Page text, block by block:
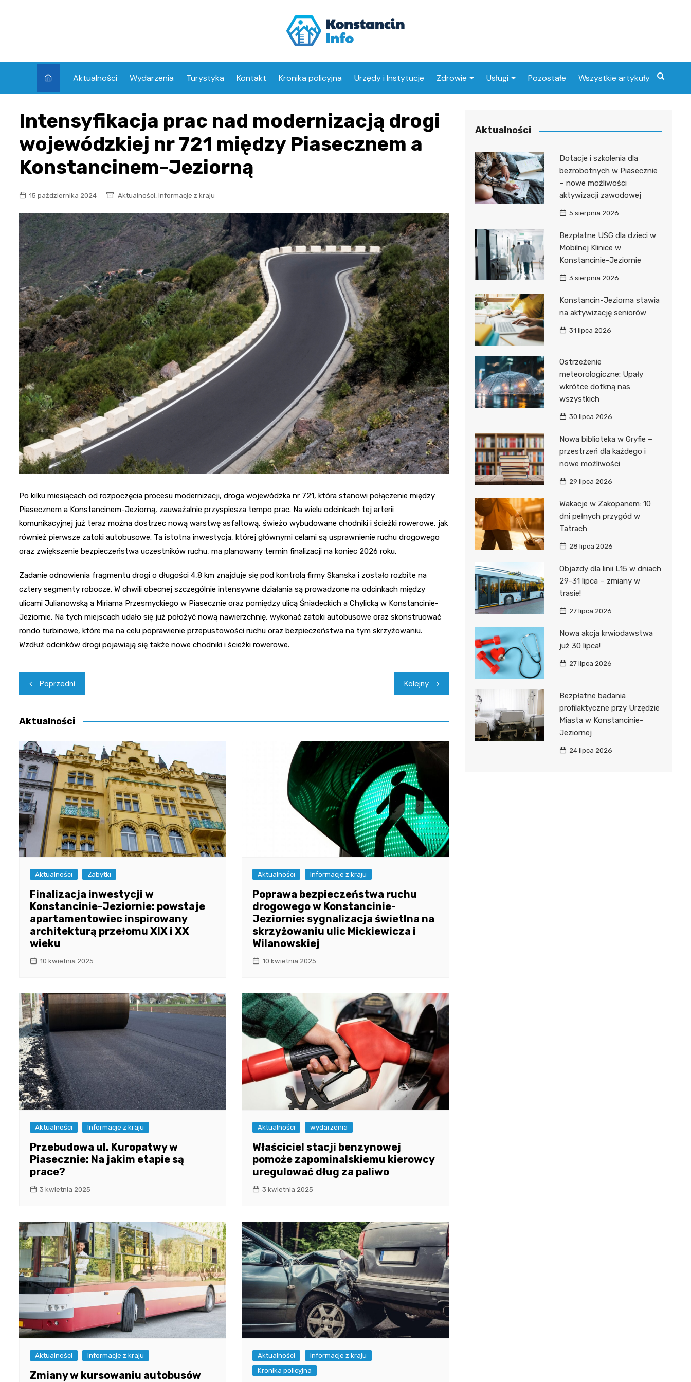
Aktualności Wydarzenia Turystyka Kontakt Kronika policyjna Urzędy i Instytucje Zdrowie Usługi
Stacje benzynowe
Weterynarz
Pozostałe Wszystkie artykuły
Intensyfikacja prac nad modernizacją drogi
wojewódzkiej nr 721 między Piasecznem a
Konstancinem-Jeziorną
15 października 2024 Aktualności, Informacje z kraju
Po kilku miesiącach od rozpoczęcia procesu modernizacji, droga wojewódzka nr 721, która stanowi połączenie między
Piasecznem a Konstancinem-Jeziorną, zauważalnie przyspiesza tempo prac. Na wielu odcinkach tej arterii
komunikacyjnej już teraz można dostrzec nową warstwę asfaltową, świeżo wybudowane chodniki i ścieżki rowerowe, jak
również pierwsze zatoki autobusowe. Ta istotna inwestycja, której głównymi celami są usprawnienie ruchu drogowego
oraz zwiększenie bezpieczeństwa uczestników ruchu, ma planowany termin finalizacji na koniec 2026 roku.
Zadanie odnowienia fragmentu drogi o długości 4,8 km znajduje się pod kontrolą firmy Skanska i zostało rozbite na
cztery segmenty robocze. W chwili obecnej szczególnie intensywne działania są prowadzone na odcinkach między
ulicami Julianowską a Miriama Przesmyckiego w Piasecznie oraz pomiędzy ulicą Śniadeckich a Chylicką w Konstancinie-
Jeziornie. Na tych miejscach udało się już położyć nową nawierzchnię, wykonać zatoki autobusowe oraz skonstruować
rondo turbinowe, które ma na celu poprawienie przepustowości ruchu oraz bezpieczeństwa na tym skrzyżowaniu.
Wzdłuż odcinków drogi pojawiają się także nowe chodniki i ścieżki rowerowe.
Nawigacja
wpisu
Poprzedni Kolejny
Aktualności
Aktualności Zabytki
Finalizacja inwestycji w
Konstancinie-Jeziornie: powstaje
apartamentowiec inspirowany
architekturą przełomu XIX i XX
wieku
10 kwietnia 2025
Aktualności Informacje z kraju
Poprawa bezpieczeństwa ruchu
drogowego w Konstancinie-
Jeziornie: sygnalizacja świetlna na
skrzyżowaniu ulic Mickiewicza i
Wilanowskiej
10 kwietnia 2025
Aktualności Informacje z kraju
Przebudowa ul. Kuropatwy w
Piasecznie: Na jakim etapie są
prace?
3 kwietnia 2025
Aktualności wydarzenia
Właściciel stacji benzynowej
pomoże zapominalskiemu kierowcy
uregulować dług za paliwo
3 kwietnia 2025
Aktualności Informacje z kraju
Zmiany w kursowaniu autobusów
Aktualności
Informacje z kraju
Kronika policyjna
Aktualności
Dotacje i szkolenia dla
bezrobotnych w Piasecznie
– nowe możliwości
aktywizacji zawodowej
5 sierpnia 2026
Bezpłatne USG dla dzieci w
Mobilnej Klinice w
Konstancinie-Jeziornie
3 sierpnia 2026
Konstancin-Jeziorna stawia
na aktywizację seniorów
31 lipca 2026
Ostrzeżenie
meteorologiczne: Upały
wkrótce dotkną nas
wszystkich
30 lipca 2026
Nowa biblioteka w Gryfie –
przestrzeń dla każdego i
nowe możliwości
29 lipca 2026
Wakacje w Zakopanem: 10
dni pełnych przygód w
Tatrach
28 lipca 2026
Objazdy dla linii L15 w dniach
29-31 lipca – zmiany w
trasie!
27 lipca 2026
Nowa akcja krwiodawstwa
już 30 lipca!
27 lipca 2026
Bezpłatne badania
profilaktyczne przy Urzędzie
Miasta w Konstancinie-
Jeziornej
24 lipca 2026